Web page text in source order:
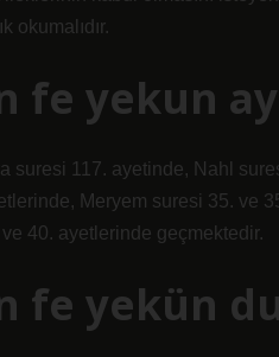
okumalıdır.
fe yekun
suresi 117. ayetinde, Nahl
Meryem suresi 35. ve
40. ayetlerinde geçmektedir.
fe yekün